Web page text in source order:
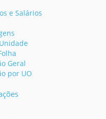
e Salários
Geral
por UO